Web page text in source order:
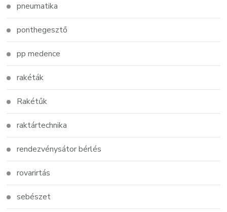
pneumatika
ponthegesztő
pp medence
rakéták
Rakétűk
raktártechnika
rendezvénysátor bérlés
rovarirtás
sebészet